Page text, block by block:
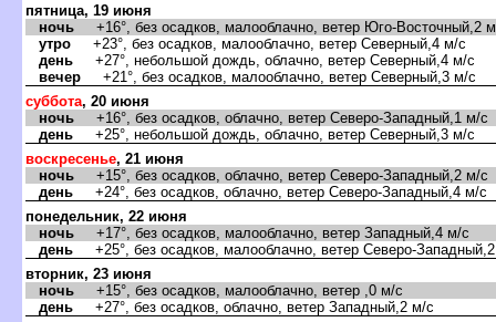
пятница, 19 июня
ночь +16°, без осадков, малооблачно, ветер Юго-Восточный,2
утро +23°, без осадков, малооблачно, ветер Северный,4 м/с
день +27°, небольшой дождь, облачно, ветер Северный,4 м/с
вечер +21°, без осадков, малооблачно, ветер Северный,3 м/с
суббота, 20 июня
ночь +16°, без осадков, облачно, ветер Северо-Западный,1 м/с
день +25°, небольшой дождь, облачно, ветер Северный,3 м/с
воскресенье, 21 июня
ночь +15°, без осадков, облачно, ветер Северо-Западный,2 м/с
день +24°, без осадков, облачно, ветер Северо-Западный,4 м/с
понедельник, 22 июня
ночь +17°, без осадков, малооблачно, ветер Западный,4 м/с
день +25°, без осадков, малооблачно, ветер Северо-
вторник, 23 июня
ночь +15°, без осадков, малооблачно, ветер ,0 м/с
день +27°, без осадков, облачно, ветер Западный,2 м/с